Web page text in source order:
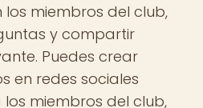
miembros del club,
y compartir
Puedes crear
en redes sociales
miembros del club,